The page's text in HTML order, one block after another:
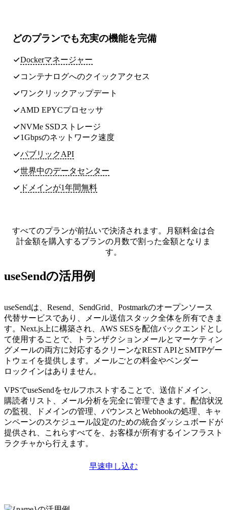
どのプランでも充実の機能を完備
Dockerマネージャー
コンテナログへのクイックアクセス
ワンクリックアップデート
AMD EPYCプロセッサ
NVMe SSDストレージ
1Gbpsのネットワーク速度
パブリックAPI
世界中のデータセンター
ドメインが1年間無料
すべてのプランが前払いで決済されます。月額料金は合
計金額を購入するプランの月数で割った金額となりま
す。
useSendの活用例
useSendは、Resend、SendGrid、Postmarkのオープンソース
代替サービスであり、メール送信スタック全体を所有できま
す。Next.js上に構築され、AWS SESを配信バックエンド とし
て使用することで、トランザクション メールとマーケティン
グ メールの両方に対応するクリーンなREST APIとSMTPゲー
トウェイを提供します。メールごとの料金やベンダー
ロックインはありません。
VPSでuseSendをセルフホスト することで、送信 ドメイン
購読者リスト 、メール分析を完全に管理できます。配信状況
の監視、ドメインの管理、バウンスとWebhookの処理、キャ
ンペーンのスケジュール設定のための統合ダッシュボードが
提供され、これらすべてを、お客様が所有するインフラスト
ラクチャから行えます。
早速申し込む